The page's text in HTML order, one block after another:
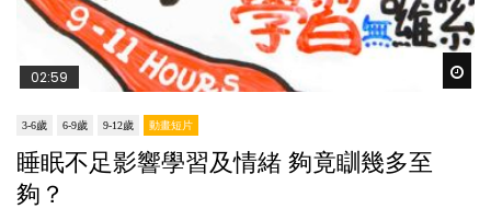
02:59
3-6歲 6-9歲 9-12歲 動畫短片
睡眠不足影響學習及情緒 夠竟瞓幾多至
夠？